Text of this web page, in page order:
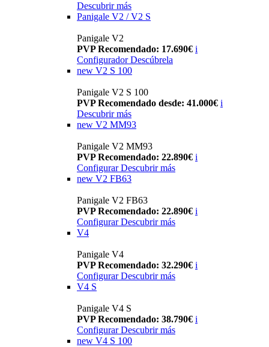
Descubrir más
Panigale V2 / V2 S
Panigale V2
PVP Recomendado: 17.690€ i
Configurador Descúbrela
new V2 S 100
Panigale V2 S 100
PVP Recomendado desde: 41.000€ i
Descubrir más
new V2 MM93
Panigale V2 MM93
PVP Recomendado: 22.890€ i
Configurar Descubrir más
new V2 FB63
Panigale V2 FB63
PVP Recomendado: 22.890€ i
Configurar Descubrir más
V4
Panigale V4
PVP Recomendado: 32.290€ i
Configurar Descubrir más
V4 S
Panigale V4 S
PVP Recomendado: 38.790€ i
Configurar Descubrir más
new V4 S 100